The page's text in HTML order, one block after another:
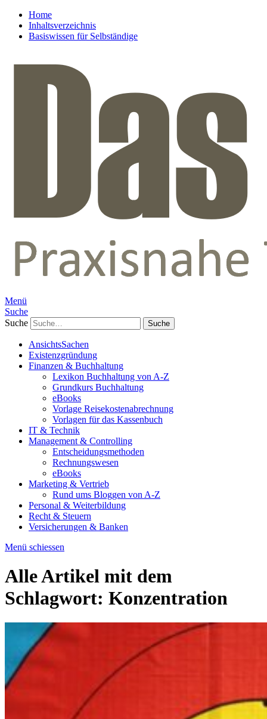
Home
Inhaltsverzeichnis
Basiswissen für Selbständige
Menü
Suche
Suche
AnsichtsSachen
Existenzgründung
Finanzen & Buchhaltung
Lexikon Buchhaltung von A-Z
Grundkurs Buchhaltung
eBooks
Vorlage Reisekostenabrechnung
Vorlagen für das Kassenbuch
IT & Technik
Management & Controlling
Entscheidungsmethoden
Rechnungswesen
eBooks
Marketing & Vertrieb
Rund ums Bloggen von A-Z
Personal & Weiterbildung
Recht & Steuern
Versicherungen & Banken
Menü schiessen
Alle Artikel mit dem
Schlagwort: Konzentration